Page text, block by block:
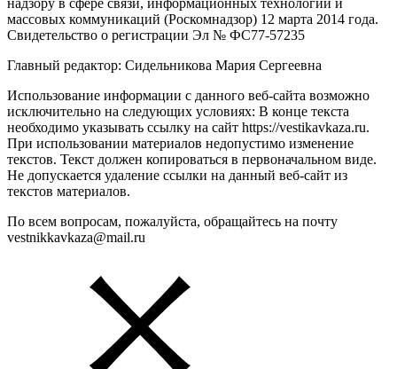
надзору в сфере связи, информационных технологий и
массовых коммуникаций (Роскомнадзор) 12 марта 2014 года.
Свидетельство о регистрации Эл № ФС77-57235
Главный редактор: Сидельникова Мария Сергеевна
Использование информации с данного веб-сайта возможно
исключительно на следующих условиях: В конце текста
необходимо указывать ссылку на сайт https://vestikavkaza.ru.
При использовании материалов недопустимо изменение
текстов. Текст должен копироваться в первоначальном виде.
Не допускается удаление ссылки на данный веб-сайт из
текстов материалов.
По всем вопросам, пожалуйста, обращайтесь на почту
vestnikkavkaza@mail.ru